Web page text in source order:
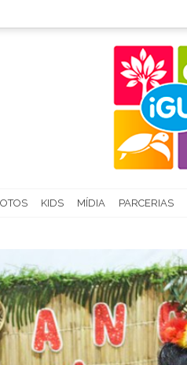
KIDS MÍDIA PARCERIAS